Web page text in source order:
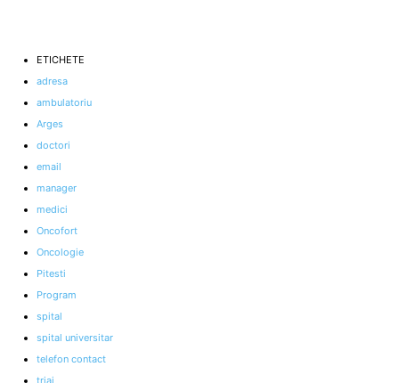
ETICHETE
adresa
ambulatoriu
Arges
doctori
email
manager
medici
Oncofort
Oncologie
Pitesti
Program
spital
spital universitar
telefon contact